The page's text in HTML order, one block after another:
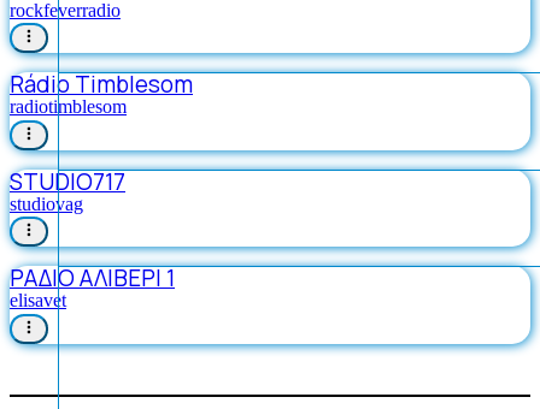
rockfeverradio
Rádio Timblesom
radiotimblesom
STUDIO717
studiovag
ΡΑΔΙΟ ΑΛΙΒΕΡΙ 1
elisavet